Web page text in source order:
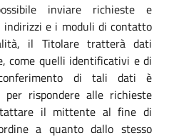
inviare richieste e
indirizzi e i moduli di contatto
il Titolare tratterà dati
come quelli identificativi e di
di tali dati è
per rispondere alle richieste
il mittente al fine di
a quanto dallo stesso